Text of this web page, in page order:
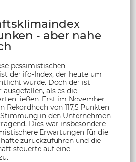
- aber nahe
pessimistischen
der ifo-Index, der heute um
wurde. Doch der ist
ausgefallen, als es die
ließen. Erst im November
Rekordhoch von 117,5 Punkten
in den Unternehmen
Dies war insbesondere
Erwartungen für die
zurückzuführen und die
steuerte auf eine